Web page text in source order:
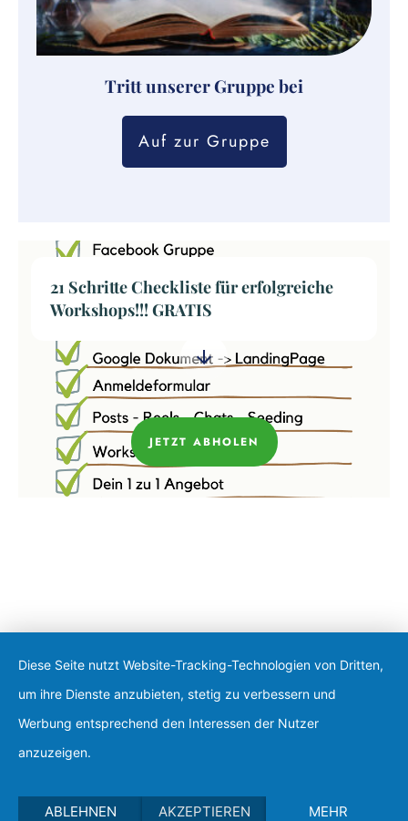
Tritt unserer Gruppe bei
Auf zur Gruppe
21 Schritte Checkliste für erfolgreiche
Workshops!!! GRATIS
JETZT ABHOLEN
Diese Seite nutzt Website-Tracking-Technologien von Dritten,
um ihre Dienste anzubieten, stetig zu verbessern und
Werbung entsprechend den Interessen der Nutzer
anzuzeigen.
ABLEHNEN AKZEPTIEREN MEHR